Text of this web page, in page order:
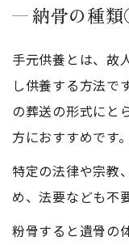
納骨の種
手元供養とは、故
し供養する方法で
の葬送の形式にと
方におすすめです。
特定の法律や宗教
め、法要なども不
粉骨すると遺骨の